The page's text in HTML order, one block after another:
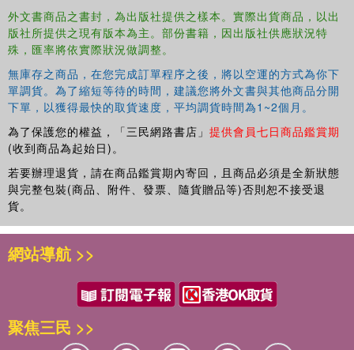
外文書商品之書封，為出版社提供之樣本。實際出貨商品，以出
版社所提供之現有版本為主。部份書籍，因出版社供應狀況特
殊，匯率將依實際狀況做調整。
無庫存之商品，在您完成訂單程序之後，將以空運的方式為你下
單調貨。為了縮短等待的時間，建議您將外文書與其他商品分開
下單，以獲得最快的取貨速度，平均調貨時間為1~2個月。
為了保護您的權益，「三民網路書店」 提供會員七日商品鑑賞期
(收到商品為起始日)。
若要辦理退貨，請在商品鑑賞期內寄回，且商品必須是全新狀態
與完整包裝(商品、附件、發票、隨貨贈品等)否則恕不接受退
貨。
網站導航 >>
聚焦三民 >>